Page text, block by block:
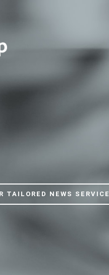
TAILORED NEWS SERVICE